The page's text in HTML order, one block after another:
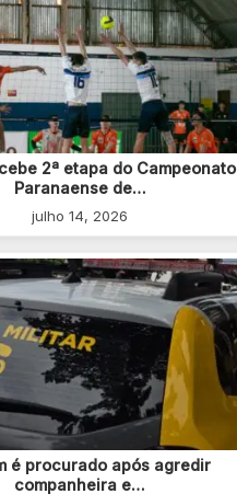
2ª etapa do Campeonato
Paranaense de…
julho 14, 2026
é procurado após agredir
companheira e…